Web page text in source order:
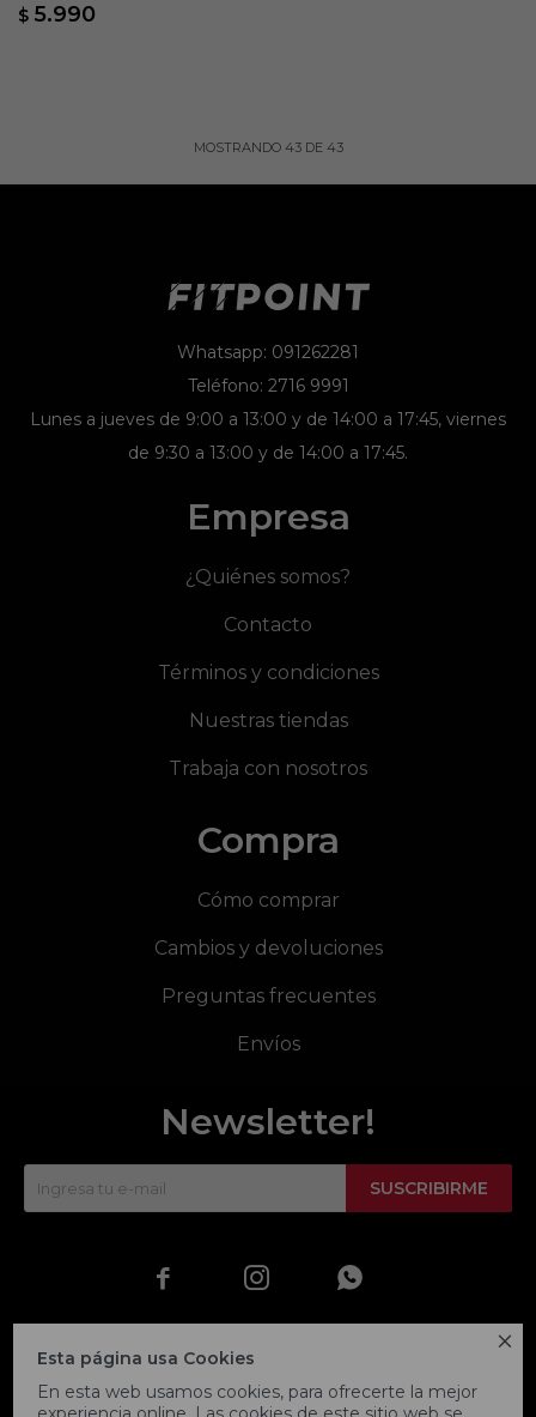

Esta página usa Cookies
En esta web usamos cookies, para ofrecerte la mejor
$ 5.990
MOSTRANDO 43DE 43
Whatsapp: 091262281
Teléfono: 2716 9991
Lunes a jueves de 9:00 a 13:00 y de 14:00 a 17:45, viernes
de 9:30 a 13:00 y de 14:00 a 17:45.
Empresa
¿Quiénes somos?
Contacto
Términos y condiciones
Nuestras tiendas
Trabaja con nosotros
Compra
Cómo comprar
Cambios y devoluciones
Preguntas frecuentes
Envíos
Newsletter!
SUSCRIBIRME
  